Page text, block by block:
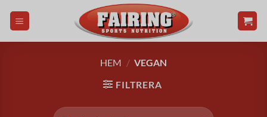
HEM / VEGAN
FILTRERA